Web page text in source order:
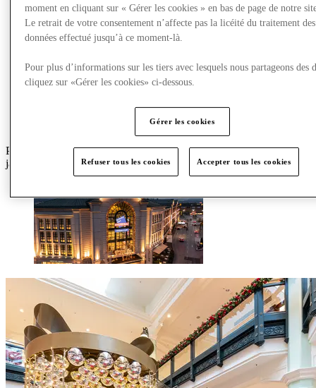
Profitez d’un shopping de Noël magique du 9 novembre au 10
janvier !
moment en cliquant sur « Gérer les cookies » en bas de page de notre
Le retrait de votre consentement n’affecte pas la licéité du traitement des
données effectué jusqu’à ce moment-là.
Pour plus d’informations sur les tiers avec lesquels nous partageons des
cliquez sur «Gérer les cookies» ci-dessous.
Gérer les cookies
Refuser tous les cookies Accepter tous les cookies